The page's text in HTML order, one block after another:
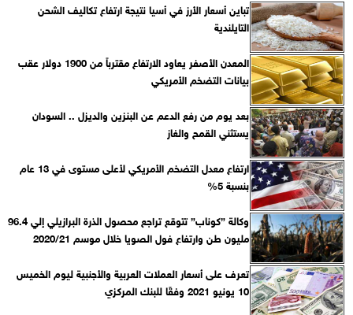
تباين أسعار الأرز في أسيا نتيجة ارتفاع تكاليف الشحن
التايلندية
المعدن الأصفر يعاود الارتفاع مقترباً من 1900 دولار عقب
بيانات التضخم الأمريكي
بعد يوم من رفع الدعم عن البنزين والديزل .. السودان
يستثني القمح والغاز
ارتفاع معدل التضخم الأمريكي لأعلى مستوى في 13 عام
بنسبة 5%
وكالة ”كوناب” تتوقع تراجع محصول الذرة البرازيلي إلي 96.4
مليون طن وارتفاع فول الصويا خلال موسم 2020/21
تعرف على أسعار العملات العربية والأجنبية ليوم الخميس
10 يونيو 2021 وفقًا للبنك المركزي‎